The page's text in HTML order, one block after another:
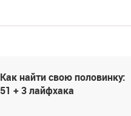
Как найти свою половинку:
51 + 3 лайфхака